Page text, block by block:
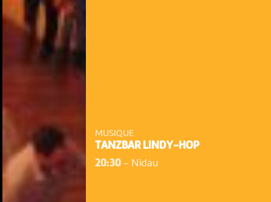
MUSIQUE
TANZBAR LINDY-HOP
20:30- Nidau